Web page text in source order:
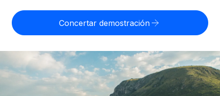
cumpliendo la normativa.
Contractor Management
Externaliza tareas laborales complejas.
Comparador de Remote
Compáranos con otras empresas.
ETAPAS DE CRECIMIENTO
Startups
Soluciones ágiles de RR. HH. globales y nóminas para
empresas en crecimiento.
cualquier país.
autónomos globales.
APRENDIZAJE CON REMOTE
English
Nederlands
Deutsch
Iniciar sesión
Concertar demostración